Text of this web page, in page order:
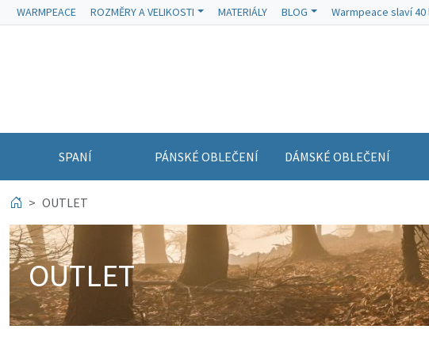
WARMPEACE ROZMĚRY A VELIKOSTI MATERIÁLY BLOG Warmpeace slaví
SPANÍ PÁNSKÉ OBLEČENÍ DÁMSKÉ OBLEČENÍ
OUTLET
OUTLET